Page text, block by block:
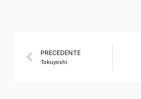
PRECEDENTE
Tokuyoshi